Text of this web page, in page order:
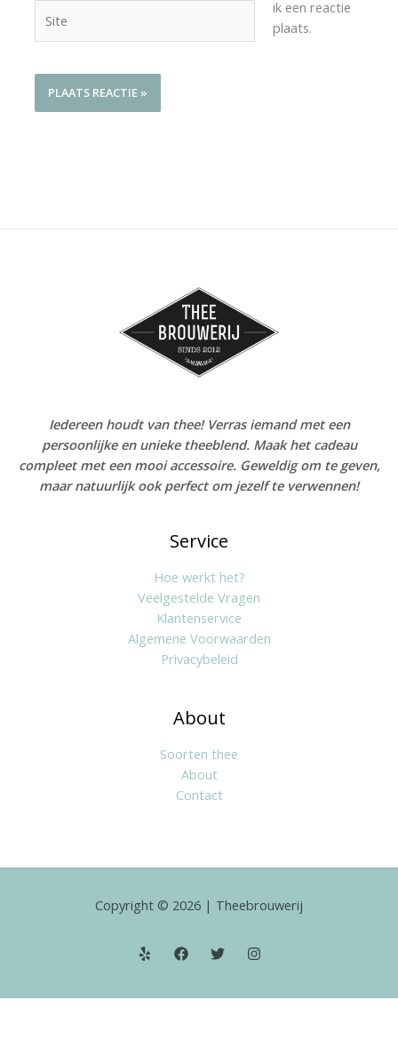
ik een reactie
plaats.
Iedereen houdt van thee! Verras iemand met een
persoonlijke en unieke theeblend. Maak het cadeau
compleet met een mooi accessoire. Geweldig om te geven,
maar natuurlijk ook perfect om jezelf te verwennen!
Service
Hoe werkt het?
Veelgestelde Vragen
Klantenservice
Algemene Voorwaarden
Privacybeleid
About
Soorten thee
About
Contact
Copyright © 2026 | Theebrouwerij